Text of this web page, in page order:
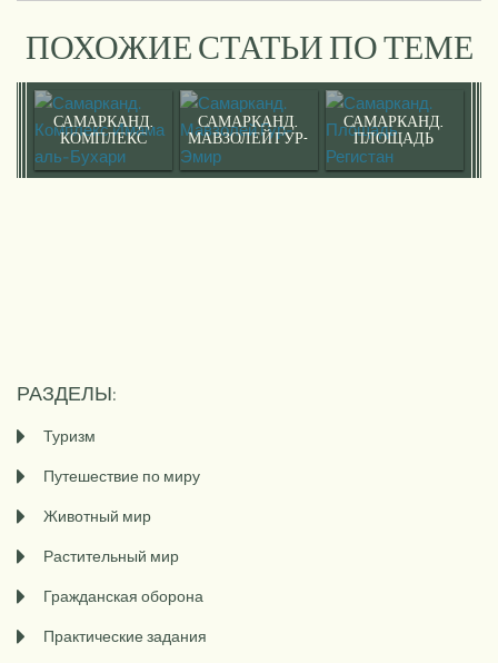
ПОХОЖИЕ СТАТЬИ ПО ТЕМЕ
САМАРКАНД.
КОМПЛЕКС
ИМАМА АЛЬ-
БУХАРИ
САМАРКАНД.
МАВЗОЛЕЙ ГУР-
САМАРКАНД.
ПЛОЩАДЬ
РЕГИСТАН
РАЗДЕЛЫ:
Туризм
Путешествие по миру
Животный мир
Растительный мир
Гражданская оборона
Практические задания